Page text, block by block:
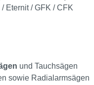
Eternit / GFK / CFK
und Tauchsägen
sowie Radialarmsägen